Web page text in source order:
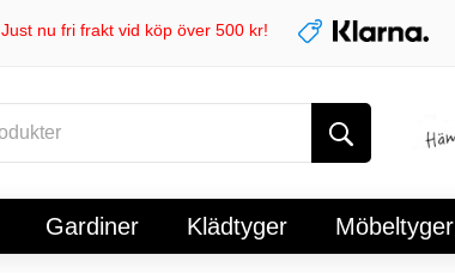
Just nu fri frakt vid köp över 500 kr!
Gardiner Klädtyger Möbeltyger